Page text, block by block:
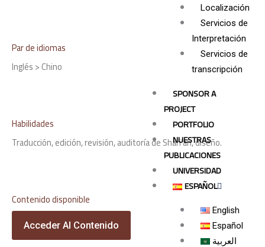
Localización
Servicios de
Interpretación
Servicios de
transcripción
SPONSOR A
PROJECT
PORTFOLIO
NUESTRAS
PUBLICACIONES
UNIVERSIDAD
ESPAÑOL
English
Español
العربية
Par de idiomas
Inglés > Chino
Habilidades
Traducción, edición, revisión, auditoría de Shari’ah, diseño.
Contenido disponible
Acceder Al Contenido